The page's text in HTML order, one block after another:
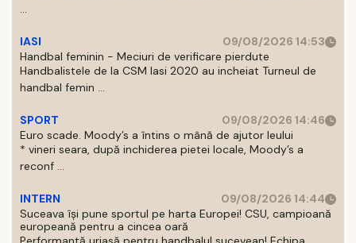
...
IASI
09/08/2026 14:53
Handbal feminin - Meciuri de verificare pierdute
Handbalistele de la CSM Iasi 2020 au incheiat Turneul de
handbal femin ...
SPORT
09/08/2026 14:46
Euro scade. Moody’s a întins o mână de ajutor leului
* vineri seara, după inchiderea pietei locale, Moody’s a
reconf ...
INTERN
09/08/2026 14:44
Suceava își pune sportul pe harta Europei! CSU, campioană
europeană pentru a cincea oară